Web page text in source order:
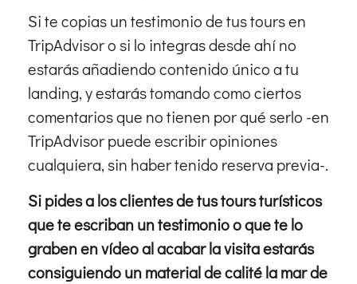
Si te copias un testimonio de tus tours en
TripAdvisor o si lo integras desde ahí no
estarás añadiendo contenido único a tu
landing, y estarás tomando como ciertos
comentarios que no tienen por qué serlo -en
TripAdvisor puede escribir opiniones
cualquiera, sin haber tenido reserva previa-.
Si pides a los clientes de tus tours turísticos
que te escriban un testimonio o que te lo
graben en vídeo al acabar la visita estarás
consiguiendo un material de calité la mar de